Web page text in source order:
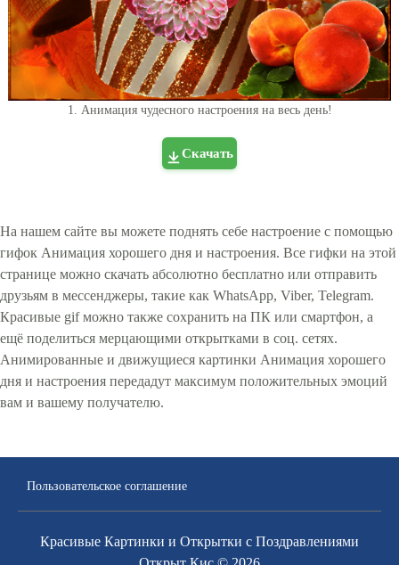
1. Анимация чудесного настроения на весь день!
Скачать
На нашем сайте вы можете поднять себе настроение с помощью
гифок Анимация хорошего дня и настроения. Все гифки на этой
странице можно скачать абсолютно бесплатно или отправить
друзьям в мессенджеры, такие как WhatsApp, Viber, Telegram.
Красивые gif можно также сохранить на ПК или смартфон, а
ещё поделиться мерцающими открытками в соц. сетях.
Анимированные и движущиеся картинки Анимация хорошего
дня и настроения передадут максимум положительных эмоций
вам и вашему получателю.
Пользовательское соглашение
Красивые Картинки и Открытки с Поздравлениями